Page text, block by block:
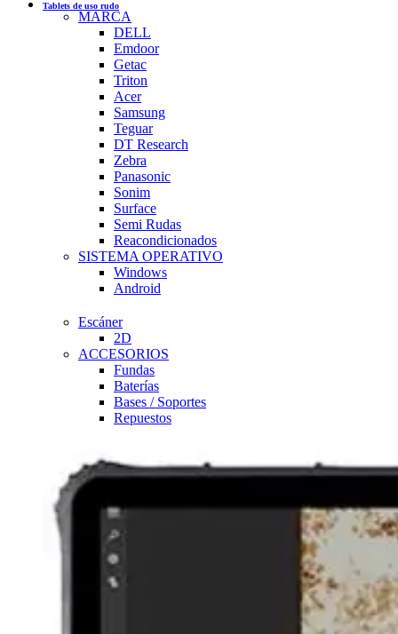
Tablets de uso rudo
MARCA
DELL
Emdoor
Getac
Triton
Acer
Samsung
Teguar
DT Research
Zebra
Panasonic
Sonim
Surface
Semi Rudas
Reacondicionados
SISTEMA OPERATIVO
Windows
Android
Escáner
2D
ACCESORIOS
Fundas
Baterías
Bases / Soportes
Repuestos